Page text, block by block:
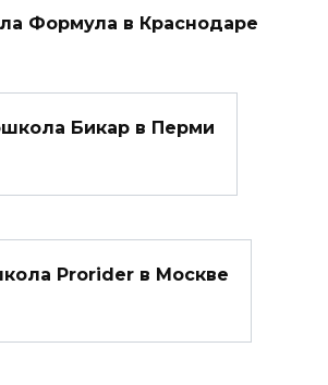
Формула в Краснодаре
Бикар в Перми
Prorider в Москве